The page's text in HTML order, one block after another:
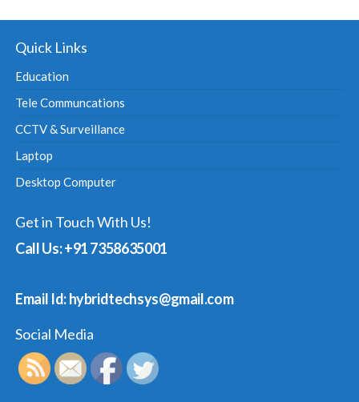
Quick Links
Education
Tele Communcations
CCTV & Surveillance
Laptop
Desktop Computer
Get in Touch With Us!
Call Us: +91 7358635001
Email Id: hybridtechsys@gmail.com
Social Media